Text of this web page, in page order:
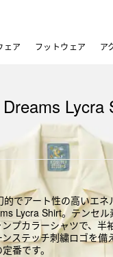
ェア フットウェア ア
Lycra
でアート性の高いエネ
Lycra Shirt。テンセル
プカラーシャツで、半
ステッチ刺繍ロゴを備
番です。